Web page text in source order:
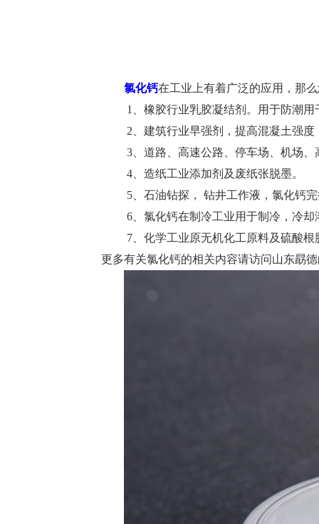
氯化钙在工业上有着广泛的应用，那
1、橡胶行业乳胶凝结剂。用于防潮
2、建筑行业早强剂，提高混凝土强
3、道路、高速公路、停车场、机场
4、造纸工业添加剂及废纸张脱墨。
5、石油钻探， 钻井工作液，氯化钙
6、氯化钙在制冷工业用于制冷，冷
7、化学工业原无机化工原料及硫酸
更多有关氯化钙的相关内容请访问山东勗